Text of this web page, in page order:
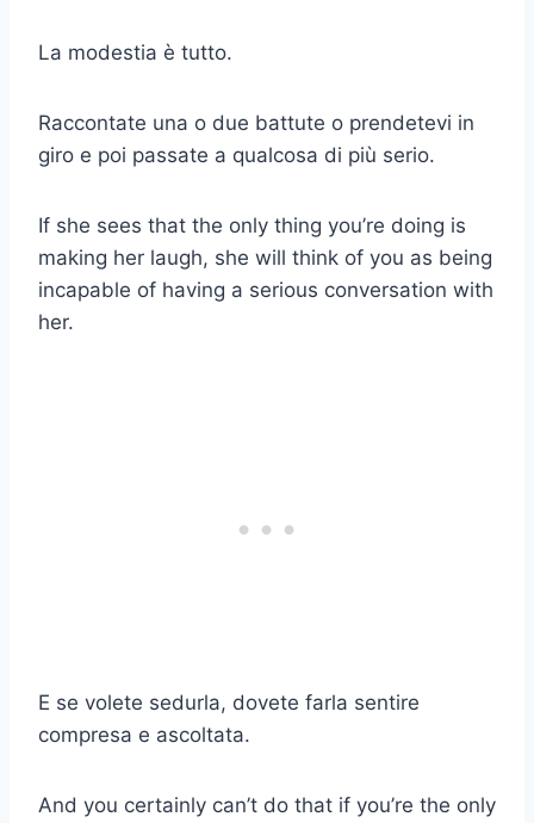
La modestia è tutto.
Raccontate una o due battute o prendetevi in
giro e poi passate a qualcosa di più serio.
If she sees that the only thing you’re doing is
making her laugh, she will think of you as being
incapable of having a serious conversation with
her.
E se volete sedurla, dovete farla sentire
compresa e ascoltata.
And you certainly can’t do that if you’re the only